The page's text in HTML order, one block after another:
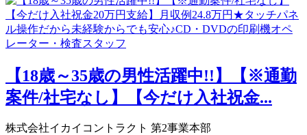
【18歳～35歳の男性活躍中!!】【※通勤
案件/社宅なし】【今だけ入社祝金...
株式会社イカイコントラクト 第2事業本部